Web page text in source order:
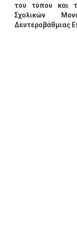
του τύπου και
Σχολικών
Δευτεροβάθμιας